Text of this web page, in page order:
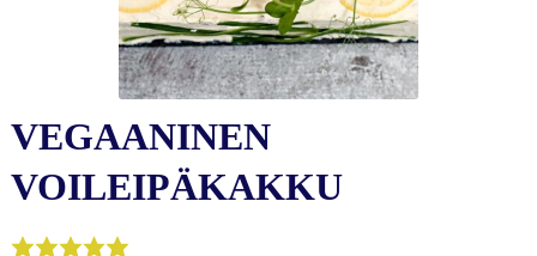
VEGAANINEN
VOILEIPÄKAKKU